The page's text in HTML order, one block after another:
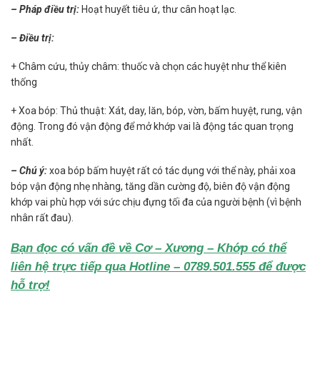
– Pháp điều trị: Hoạt huyết tiêu ứ, thư cân hoạt lạc.
– Điều trị:
+ Châm cứu, thủy châm: thuốc và chọn các huyệt như thể kiên
thống
+ Xoa bóp: Thủ thuật: Xát, day, lăn, bóp, vờn, bấm huyệt, rung, vận
động. Trong đó vận động để mở khớp vai là động tác quan trọng
nhất.
– Chú ý:xoa bóp bấm huyệt rất có tác dụng với thể này, phải xoa
bóp vận động nhẹ nhàng, tăng dần cường độ, biên độ vận động
khớp vai phù hợp với sức chịu đựng tối đa của người bệnh (vì bệnh
nhân rất đau).
Bạn đọc có vấn đề về Cơ – Xương – Khớp có thể
liên hệ trực tiếp qua Hotline – 0789.501.555 để được
hỗ trợ!